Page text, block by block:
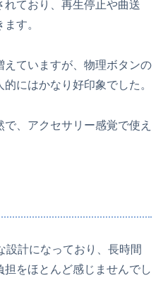
ており、再生停止や曲送
す。
ていますが、物理ボタンの
にはかなり好印象でした。
、アクセサリー感覚で使え
設計になっており、長時間
をほとんど感じませんでし